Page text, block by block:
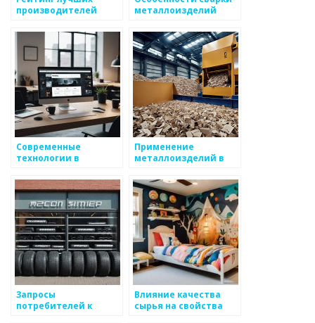
производителей
металлоизделий
Современные
технологии в
металлоизделий
Применение
металлоизделий в
Запросы
потребителей к
Влияние качества
сырья на свойства